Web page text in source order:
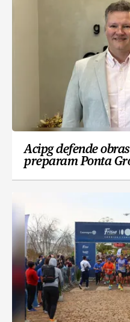
Acipg defende
preparam Ponta